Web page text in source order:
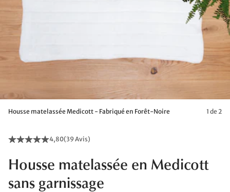
Housse matelassée Medicott - Fabriqué en Forêt-Noire 1 de 2
4,80(39 Avis)
Housse matelassée en Medicott
sans garnissage